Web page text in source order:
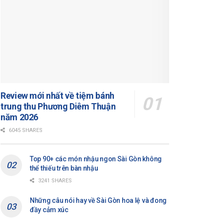
Review mới nhất về tiệm bánh
trung thu Phương Diêm Thuận
năm 2026
6045 SHARES
Top 90+ các món nhậu ngon Sài Gòn không
thể thiếu trên bàn nhậu
3241 SHARES
Những câu nói hay về Sài Gòn hoa lệ và đong
đầy cảm xúc